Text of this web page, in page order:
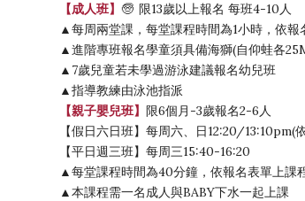
【成人班】
限13歲以上報名 每班4-10人
▲每周兩堂課，每堂課程時間為1小時，依報
▲進階專班報名學童須具備海獅(自仰蛙各
▲7歲兒童若未學過游泳建議報名幼兒班
▲指導教練由泳池指派
【親子嬰兒班】 限6個月-3歲報名2-6人
【假日六日班】每周六、日12:20/13:10pm(
【平日週三班】每周三15:40-16:20
▲每堂課程時間為40分鐘，依報名表單上課
▲本課程需一名成人與BABY下水一起上課